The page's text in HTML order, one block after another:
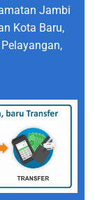
Jambi
Kota Baru,